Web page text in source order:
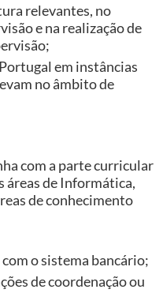
relevantes, no
e na realização de
em instâncias
no âmbito de
com a parte curricular
áreas de Informática,
de conhecimento
o sistema bancário;
de coordenação ou